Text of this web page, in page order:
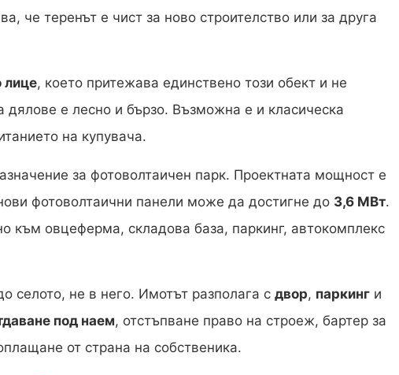
че теренът е чист за ново строителство или за друга
лице, което притежава единствено този обект и не
е лесно и бързо. Възможна е и класическа
на купувача.
за фотоволтаичен парк. Проектната мощност е
фотоволтаични панели може да достигне до 3,6 МВт.
към овцеферма, складова база, паркинг, автокомплекс
селото, не в него. Имотът разполага с двор, паркинг и
под наем, отстъпване право на строеж, бартер за
от страна на собственика.